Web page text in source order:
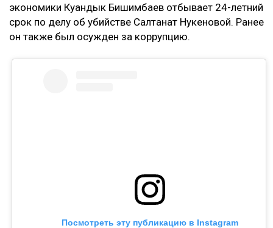
экономики Куандык Бишимбаев отбывает 24-летний
срок по делу об убийстве Салтанат Нукеновой. Ранее
он также был осужден за коррупцию.
Посмотреть эту публикацию в Instagram